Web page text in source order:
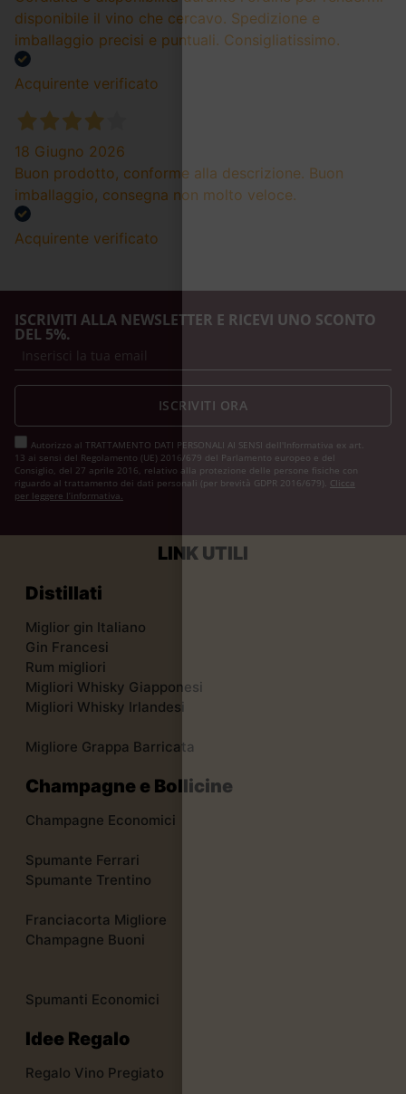
disponibile il vino che cercavo. Spedizione e
imballaggio precisi e puntuali. Consigliatissimo.
Acquirente verificato
18 Giugno 2026
Buon prodotto, conforme alla descrizione. Buon
imballaggio, consegna non molto veloce.
Acquirente verificato
ISCRIVITI ALLA NEWSLETTER E RICEVI UNO SCONTO
DEL 5%.
Autorizzo al TRATTAMENTO DATI PERSONALI AI SENSI dell'Informativa ex art.
13 ai sensi del Regolamento (UE) 2016/679 del Parlamento europeo e del
Consiglio, del 27 aprile 2016, relativo alla protezione delle persone fisiche con
riguardo al trattamento dei dati personali (per brevità GDPR 2016/679). Clicca
per leggere l’informativa.
ISCRIVITI ORA
LINK UTILI
Distillati
Miglior gin Italiano
Gin Francesi
Rum migliori
Migliori Whisky Giapponesi
Migliori Whisky Irlandesi
Migliore Grappa Barricata
Champagne e Bollicine
Champagne Economici
Spumante Ferrari
Spumante Trentino
Franciacorta Migliore
Champagne Buoni
Spumanti Economici
Idee Regalo
Regalo Vino Pregiato